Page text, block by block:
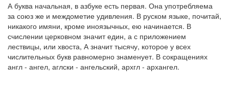
А буква начальная, в азбуке есть первая. Она употребляема
за союз же и междометие удивления. В руском языке, почитай,
никакого имяни, кроме иноязычных, ею начинается. В
счислении церковном значит един, а с приложением
лествицы, или хвоста, А значит тысячу, которое у всех
числительных букв равномерно знаменует. В сокращениях
англ - ангел, аглски - ангельский, архгл - архангел.